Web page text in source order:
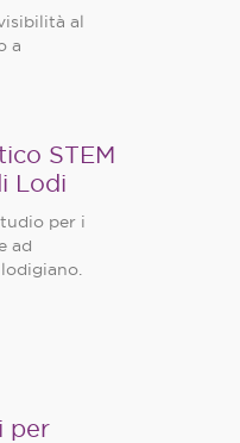
al
a
STEM
Lodi
per i
ad
per